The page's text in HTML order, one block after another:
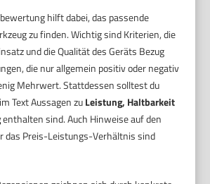
hilft dabei, das passende
zu finden. Wichtig sind Kriterien, die
und die Qualität des Geräts Bezug
die nur allgemein positiv oder negativ
Mehrwert. Stattdessen solltest du
Text Aussagen zuLeistung, Haltbarkeit
enthalten sind. Auch Hinweise auf den
das Preis-Leistungs-Verhältnis sind